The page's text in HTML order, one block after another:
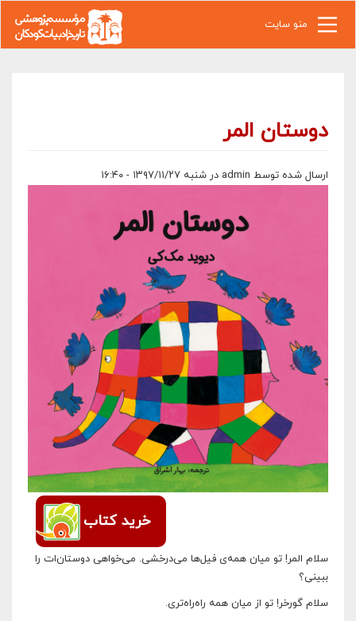
منو سایت
دوستان المر
ارسال شده توسط admin در شنبه ۱۳۹۷/۱۱/۲۷ - ۱۶:۴۰
خرید کتاب
سلام المر! تو میان همه‌ی فیل‌ها می‌درخشی. می‌خواهی دوستان‌ات را
ببینی؟
سلام گورخر! تو از میان همه راه‌راه‌تری.